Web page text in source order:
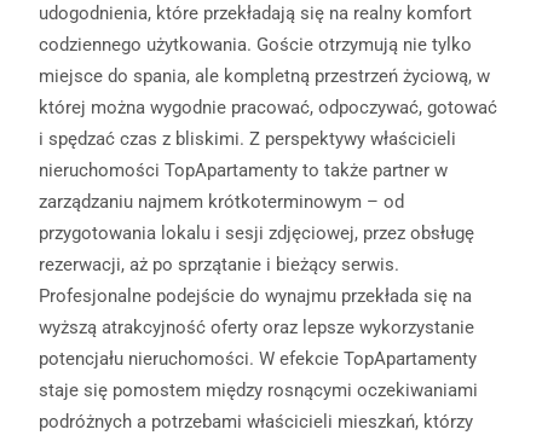
udogodnienia, które przekładają się na realny komfort
codziennego użytkowania. Goście otrzymują nie tylko
miejsce do spania, ale kompletną przestrzeń życiową, w
której można wygodnie pracować, odpoczywać, gotować
i spędzać czas z bliskimi. Z perspektywy właścicieli
nieruchomości TopApartamenty to także partner w
zarządzaniu najmem krótkoterminowym – od
przygotowania lokalu i sesji zdjęciowej, przez obsługę
rezerwacji, aż po sprzątanie i bieżący serwis.
Profesjonalne podejście do wynajmu przekłada się na
wyższą atrakcyjność oferty oraz lepsze wykorzystanie
potencjału nieruchomości. W efekcie TopApartamenty
staje się pomostem między rosnącymi oczekiwaniami
podróżnych a potrzebami właścicieli mieszkań, którzy